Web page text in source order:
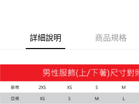
運送方式
每筆NT$100，滿NT$1,800(含以上)免運費
付款後7-11取貨
每筆NT$100，滿NT$1,800(含以上)免運費
詳細說明 商品規格